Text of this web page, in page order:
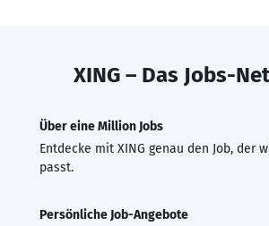
XING – Das Jobs-
Über eine Million Jobs
Entdecke mit XING genau den Job, der
passt.
Persönliche Job-Angebote